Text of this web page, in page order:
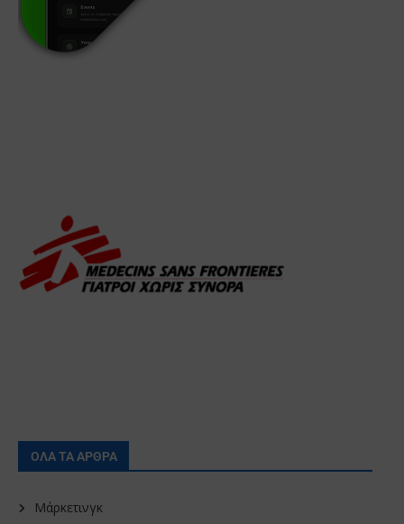
ΟΛΑ ΤΑ ΑΡΘΡΑ
Μάρκετινγκ